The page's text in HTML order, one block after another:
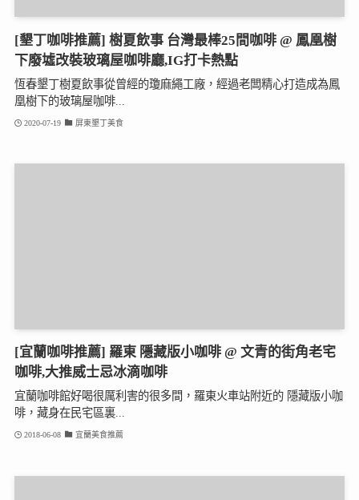
[墾丁咖啡推薦] 樹夏飲事 台灣最棒25間咖啡 @ 鳳凰樹
下廢墟改裝玻璃屋咖啡廳,IG打卡熱點
恆春墾丁樹夏飲事從曾經的瓊麻繩工廠，經過老闆精心打造成為鳳
凰樹下的玻璃屋咖啡...
2020-07-19 屏東墾丁美食
[宜蘭咖啡推薦] 羅東 隱藏版小咖啡 @ 文青的街角老宅
咖啡,大推威士忌冰滴咖啡
宜蘭咖啡館好喝很厲利害的很多間，羅東火車站附近的 隱藏版小咖
啡，藏身在民宅區裏...
2018-06-08 宜蘭美食推薦